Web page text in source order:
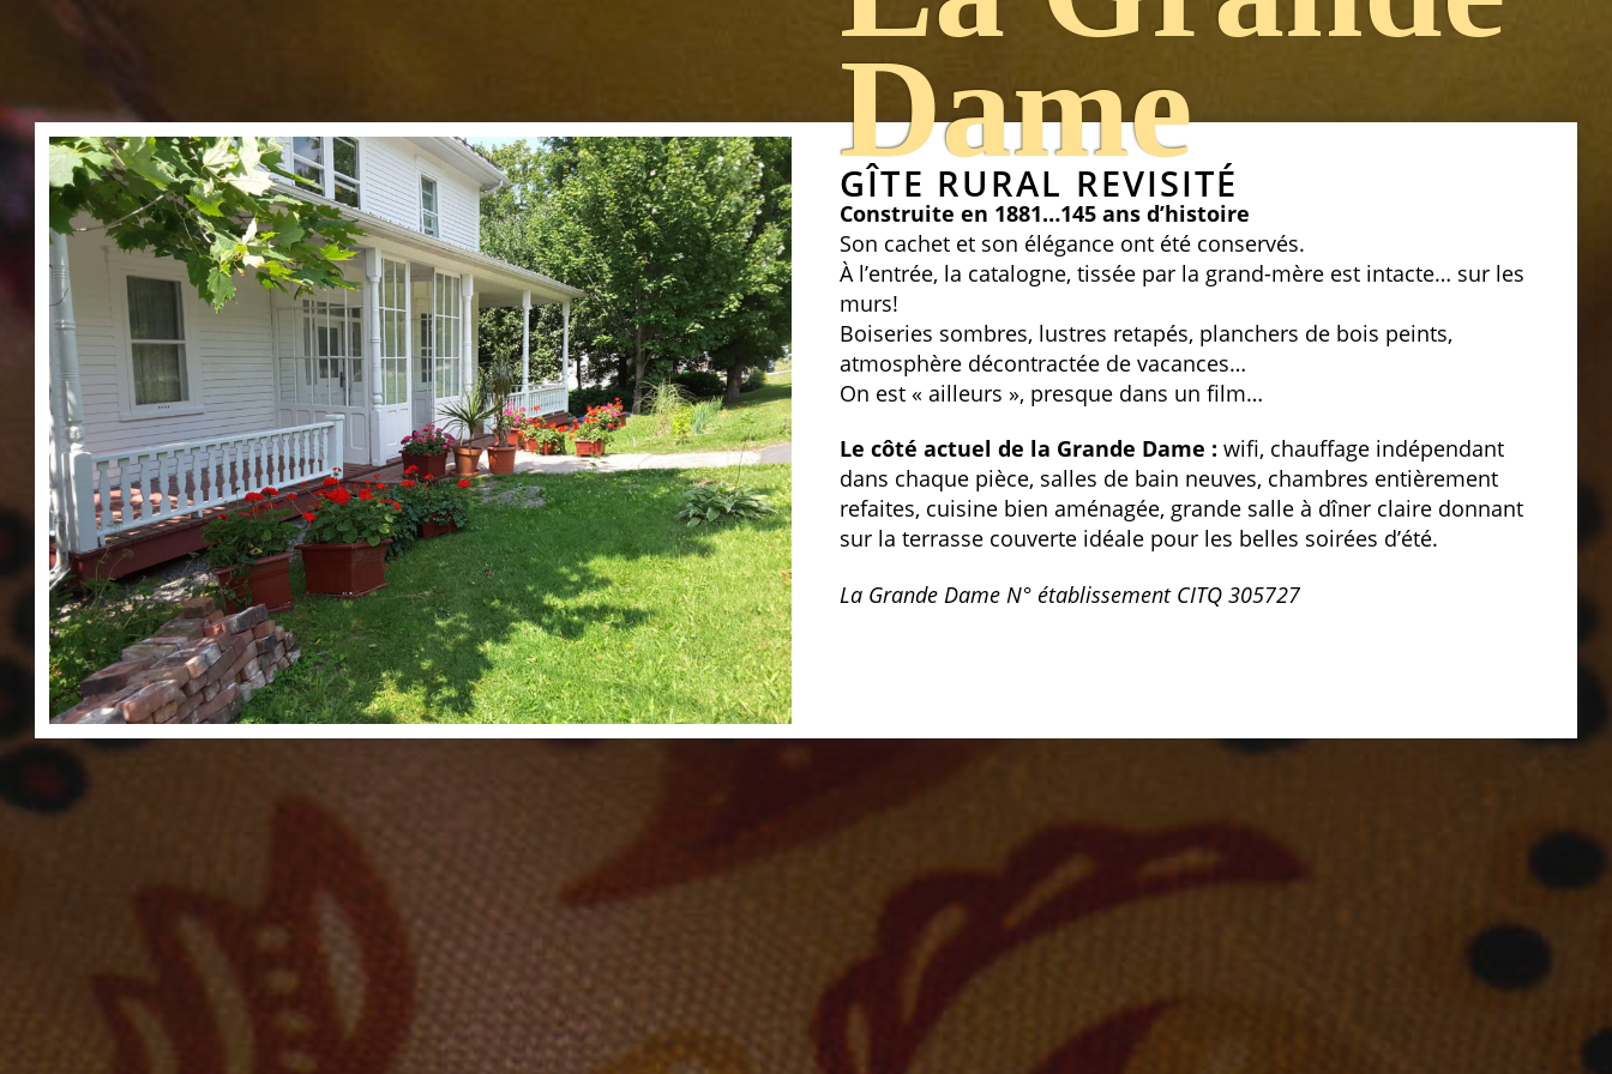
Dame
GÎTE RURAL REVISITÉ
Construite en 1881…145 ans d’histoire
Son cachet et son élégance ont été conservés.
À l’entrée, la catalogne, tissée par la grand-mère est intacte… sur les
murs!
Boiseries sombres, lustres retapés, planchers de bois peints,
atmosphère décontractée de vacances…
On est « ailleurs », presque dans un film…
Le côté actuel de la Grande Dame : wifi, chauffage indépendant
dans chaque pièce, salles de bain neuves, chambres entièrement
refaites, cuisine bien aménagée, grande salle à dîner claire donnant
sur la terrasse couverte idéale pour les belles soirées d’été.
La Grande Dame N° établissement CITQ 305727